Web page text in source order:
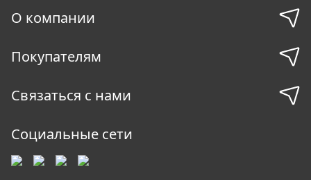
О компании
Покупателям
Связаться с нами
Социальные сети